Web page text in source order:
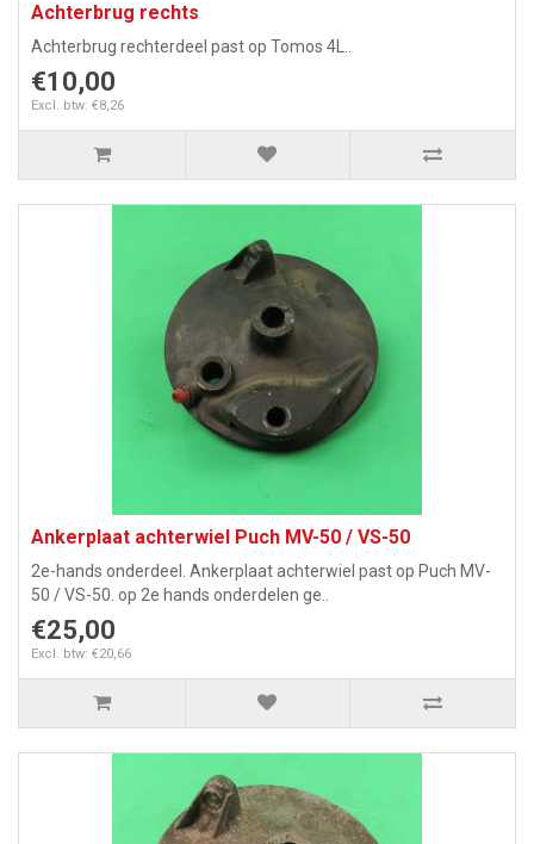
Achterbrug rechts
Achterbrug rechterdeel past op Tomos 4L..
€10,00
Excl. btw: €8,26
Ankerplaat achterwiel Puch MV-50 / VS-50
2e-hands onderdeel. Ankerplaat achterwiel past op Puch MV-
50 / VS-50. op 2e hands onderdelen ge..
€25,00
Excl. btw: €20,66